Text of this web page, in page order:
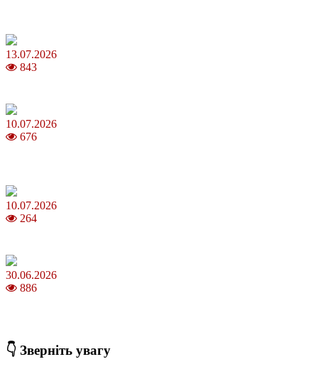
13.07.2026
843
10.07.2026
676
10.07.2026
264
30.06.2026
886
👇 Зверніть увагу